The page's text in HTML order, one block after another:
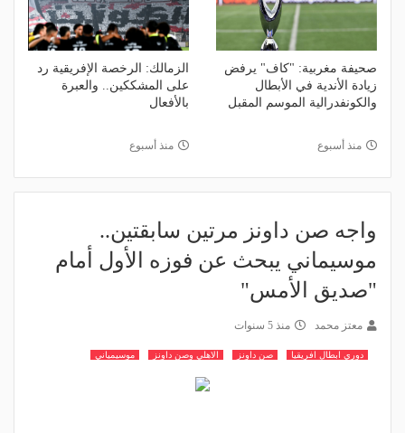
صحيفة مغربية: "كاف" يرفض
زيادة الأندية في الأبطال
والكونفدرالية الموسم المقبل
منذ أسبوع
الزمالك: الرخصة الإفريقية رد
على المشككين.. والعبرة
بالأفعال
منذ أسبوع
واجه صن داونز مرتين سابقتين..
موسيماني يبحث عن فوزه الأول أمام
"صديق الأمس"
معتز محمد منذ 5 سنوات
دوري ابطال افريقيا صن داونز الاهلي وصن داونز موسيمياني